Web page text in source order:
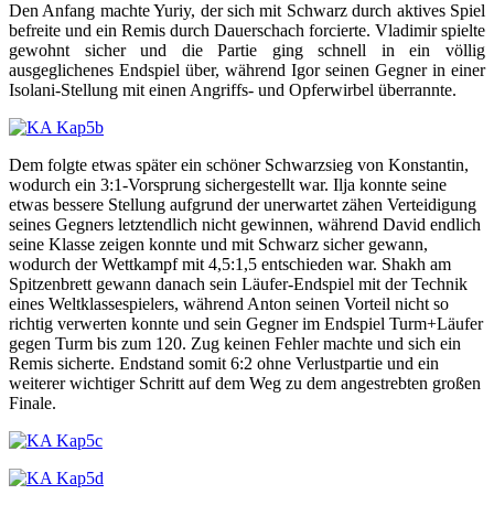
Den Anfang machte Yuriy, der sich mit Schwarz durch aktives Spiel
befreite und ein Remis durch Dauerschach forcierte. Vladimir spielte
gewohnt sicher und die Partie ging schnell in ein völlig
ausgeglichenes Endspiel über, während Igor seinen Gegner in einer
Isolani-Stellung mit einen Angriffs- und Opferwirbel überrannte.
Dem folgte etwas später ein schöner Schwarzsieg von Konstantin,
wodurch ein 3:1-Vorsprung sichergestellt war. Ilja konnte seine
etwas bessere Stellung aufgrund der unerwartet zähen Verteidigung
seines Gegners letztendlich nicht gewinnen, während David endlich
seine Klasse zeigen konnte und mit Schwarz sicher gewann,
wodurch der Wettkampf mit 4,5:1,5 entschieden war. Shakh am
Spitzenbrett gewann danach sein Läufer-Endspiel mit der Technik
eines Weltklassespielers, während Anton seinen Vorteil nicht so
richtig verwerten konnte und sein Gegner im Endspiel Turm+Läufer
gegen Turm bis zum 120. Zug keinen Fehler machte und sich ein
Remis sicherte. Endstand somit 6:2 ohne Verlustpartie und ein
weiterer wichtiger Schritt auf dem Weg zu dem angestrebten großen
Finale.